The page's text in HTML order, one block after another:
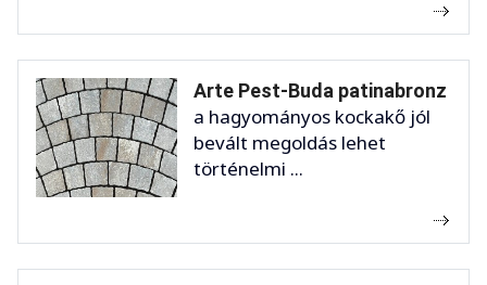
Arte Pest-Buda patinabronz
a hagyományos kockakő jól
bevált megoldás lehet
történelmi ...